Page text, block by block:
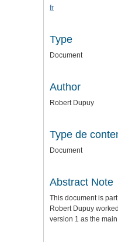
fr
Type
Document
Author
Robert Dupuy
Type de
Document
Abstract Note
This document is
Robert Dupuy
version 1 as the